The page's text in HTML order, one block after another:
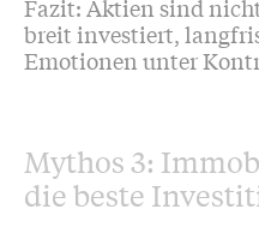
Fazit: Aktien sind
breit investiert,
Emotionen unter
Mythos 3:
die beste